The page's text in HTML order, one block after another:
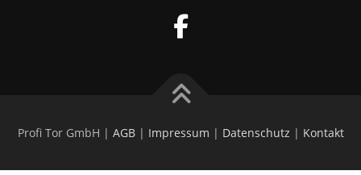
Profi Tor GmbH | AGB| Impressum | Datenschutz | Kontakt